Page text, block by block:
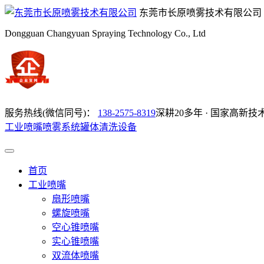
东莞市长原喷雾技术有限公司
Dongguan Changyuan Spraying Technology Co., Ltd
服务热线(微信同号)： 138-2575-8319深耕20多年 · 国家高新技
工业喷嘴喷雾系统罐体清洗设备
首页
工业喷嘴
扇形喷嘴
螺旋喷嘴
空心锥喷嘴
实心锥喷嘴
双流体喷嘴